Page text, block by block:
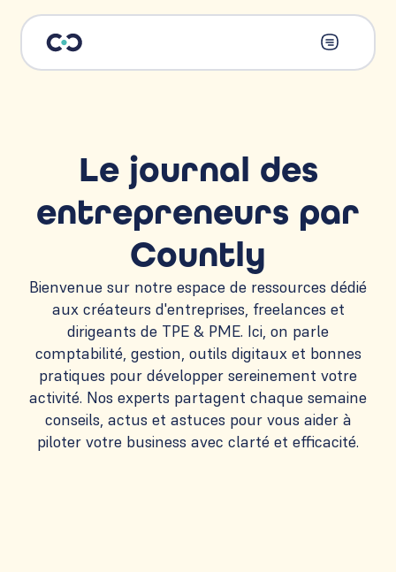
Le journal des
entrepreneurs par
Countly
Bienvenue sur notre espace de ressources dédié
aux créateurs d'entreprises, freelances et
dirigeants de TPE & PME. Ici, on parle
comptabilité, gestion, outils digitaux et bonnes
pratiques pour développer sereinement votre
activité. Nos experts partagent chaque semaine
conseils, actus et astuces pour vous aider à
piloter votre business avec clarté et efficacité.